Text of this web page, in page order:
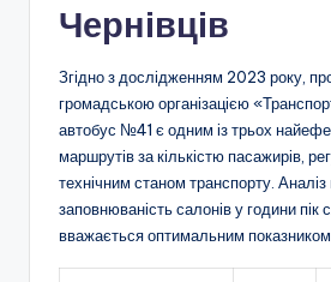
Чернівців
Згідно з дослідженням 2023 року,
громадською організацією
автобус №41 є одним із трьох
маршрутів за кількістю пасажирів,
технічним станом транспорту.
заповнюваність салонів у години пік
вважається оптимальним показником.